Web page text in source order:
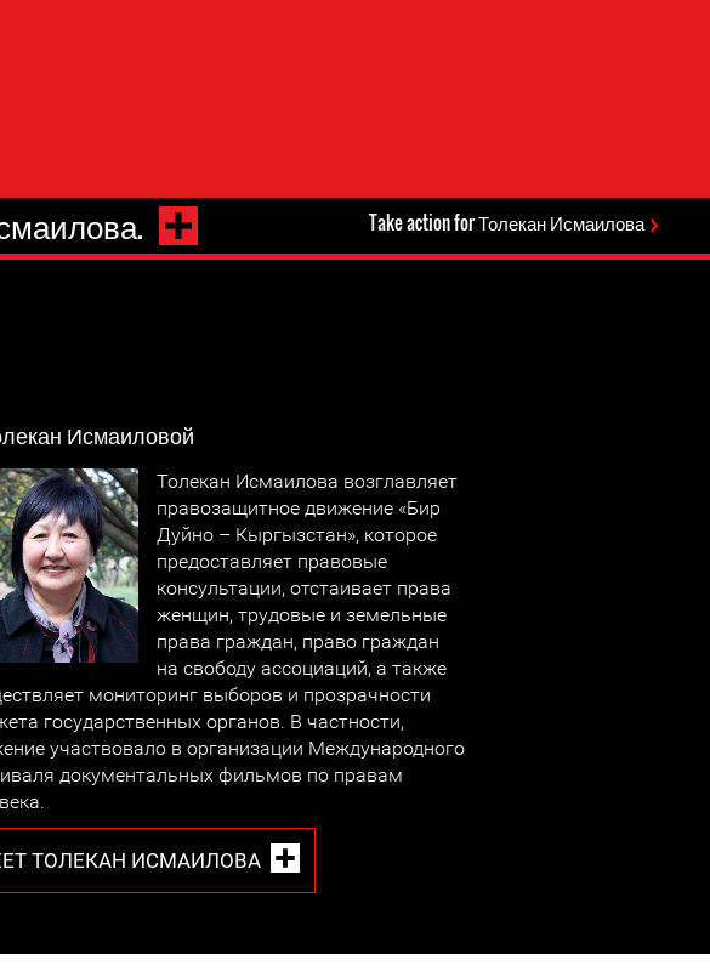
Take action for Толекан Исмаилова
Исмаиловой
Толекан Исмаилова возглавляет
правозащитное движение «Бир
Дуйно – Кыргызстан», которое
предоставляет правовые
консультации, отстаивает права
женщин, трудовые и земельные
права граждан, право граждан
на свободу ассоциаций, а также
мониторинг выборов и прозрачности
государственных органов. В частности,
участвовало в организации Международного
документальных фильмов по правам
ТОЛЕКАН ИСМАИЛОВА